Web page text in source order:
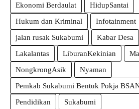
Ekonomi Berdaulat
HidupSantai
Hukum dan Kriminal
Infotainment
jalan rusak Sukabumi
Kabar Desa
Lakalantas
LiburanKekinian
NongkrongAsik
Nyaman
Pemkab Sukabumi Bentuk Pokja
Pendidikan
Sukabumi